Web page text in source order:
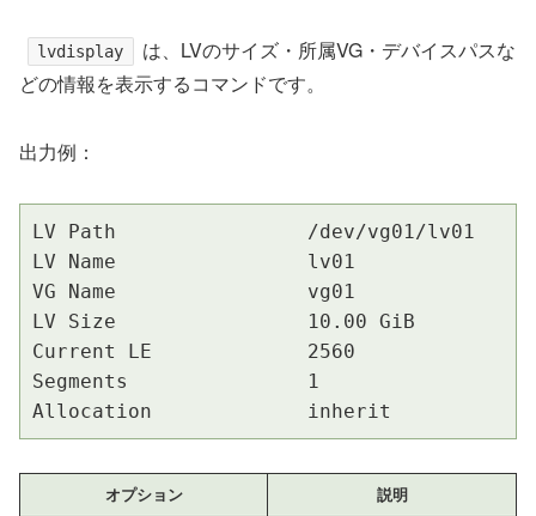
lvdisplay
は、LVのサイズ・所属VG・デバイスパスな
どの情報を表示するコマンドです。
出力例：
LV Path                /dev/vg01/lv01
LV Name                lv01
VG Name                vg01
LV Size                10.00 GiB
Current LE             2560
Segments               1
Allocation             inherit
オプション 説明